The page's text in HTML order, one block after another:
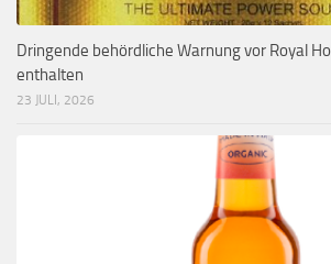
Dringende behördliche Warnung vor Royal
enthalten
23 JULI, 2026